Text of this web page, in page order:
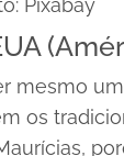
Pixabay
mesmo
os